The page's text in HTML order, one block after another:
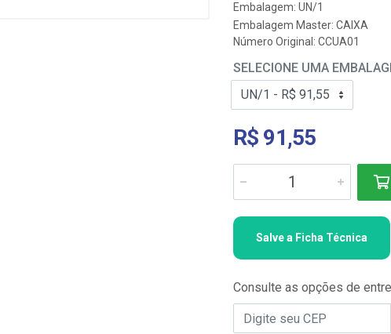
Embalagem: UN/1
Embalagem Master: CAIXA
Número Original: CCUA01
SELECIONE UMA
R$ 91,55
Salve a Ficha Técnica
Consulte as opções de